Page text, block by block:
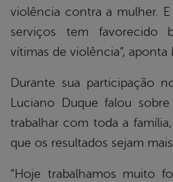
violência contra a mulher. E
serviços tem favorecido
vítimas de violência”, aponta
Durante sua participação
Luciano Duque falou
trabalhar com toda a
que os resultados sejam
“Hoje trabalhamos muito